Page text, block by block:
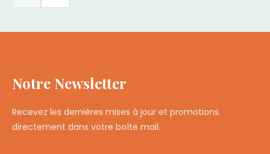
Notre Newsletter
Recevez les dernières mises à jour et promotions
directement dans votre boîte mail.